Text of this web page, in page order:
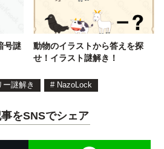
号謎
動物のイラストから答えを探
せ！イラスト謎解き！
ー謎解き # NazoLock
をSNSでシェア